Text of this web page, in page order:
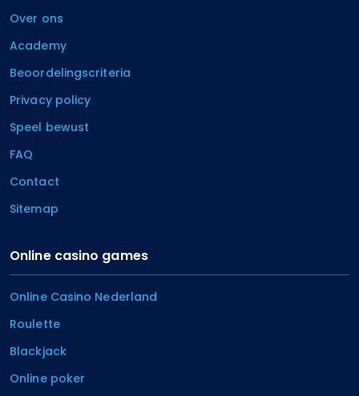
Over ons
Academy
Beoordelingscriteria
Privacy policy
Speel bewust
FAQ
Contact
Sitemap
Online casino games
Online Casino Nederland
Roulette
Blackjack
Online poker